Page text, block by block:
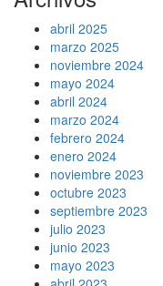
abril 2025
marzo 2025
noviembre 2024
mayo 2024
abril 2024
marzo 2024
febrero 2024
enero 2024
noviembre 2023
octubre 2023
septiembre 2023
julio 2023
junio 2023
mayo 2023